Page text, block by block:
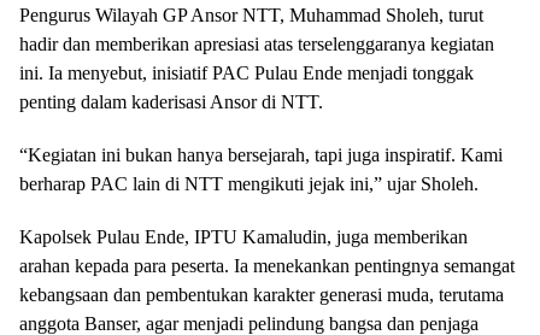
Pengurus Wilayah GP Ansor NTT, Muhammad Sholeh, turut
hadir dan memberikan apresiasi atas terselenggaranya kegiatan
ini. Ia menyebut, inisiatif PAC Pulau Ende menjadi tonggak
penting dalam kaderisasi Ansor di NTT.
“Kegiatan ini bukan hanya bersejarah, tapi juga inspiratif. Kami
berharap PAC lain di NTT mengikuti jejak ini,” ujar Sholeh.
Kapolsek Pulau Ende, IPTU Kamaludin, juga memberikan
arahan kepada para peserta. Ia menekankan pentingnya semangat
kebangsaan dan pembentukan karakter generasi muda, terutama
anggota Banser, agar menjadi pelindung bangsa dan penjaga